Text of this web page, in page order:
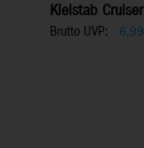
Kielstab Cruiser
Brutto UVP: 6,99